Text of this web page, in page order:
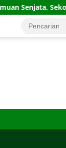
Sekolah di